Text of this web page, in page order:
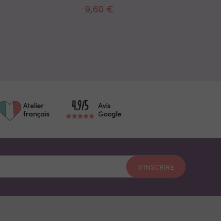
9,60 €
Atelier
français
Avis
Google
S'INSCRIRE